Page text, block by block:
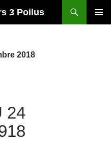
3 Poilus
2018
24